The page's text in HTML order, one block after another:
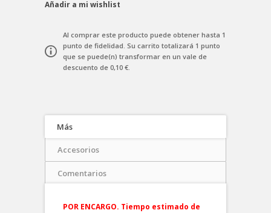
Añadir a mi wishlist
Al comprar este producto puede obtener hasta 1
punto de fidelidad. Su carrito totalizará 1 punto
que se puede(n) transformar en un vale de
descuento de 0,10 €.
Más
Accesorios
Comentarios
POR ENCARGO. Tiempo estimado de